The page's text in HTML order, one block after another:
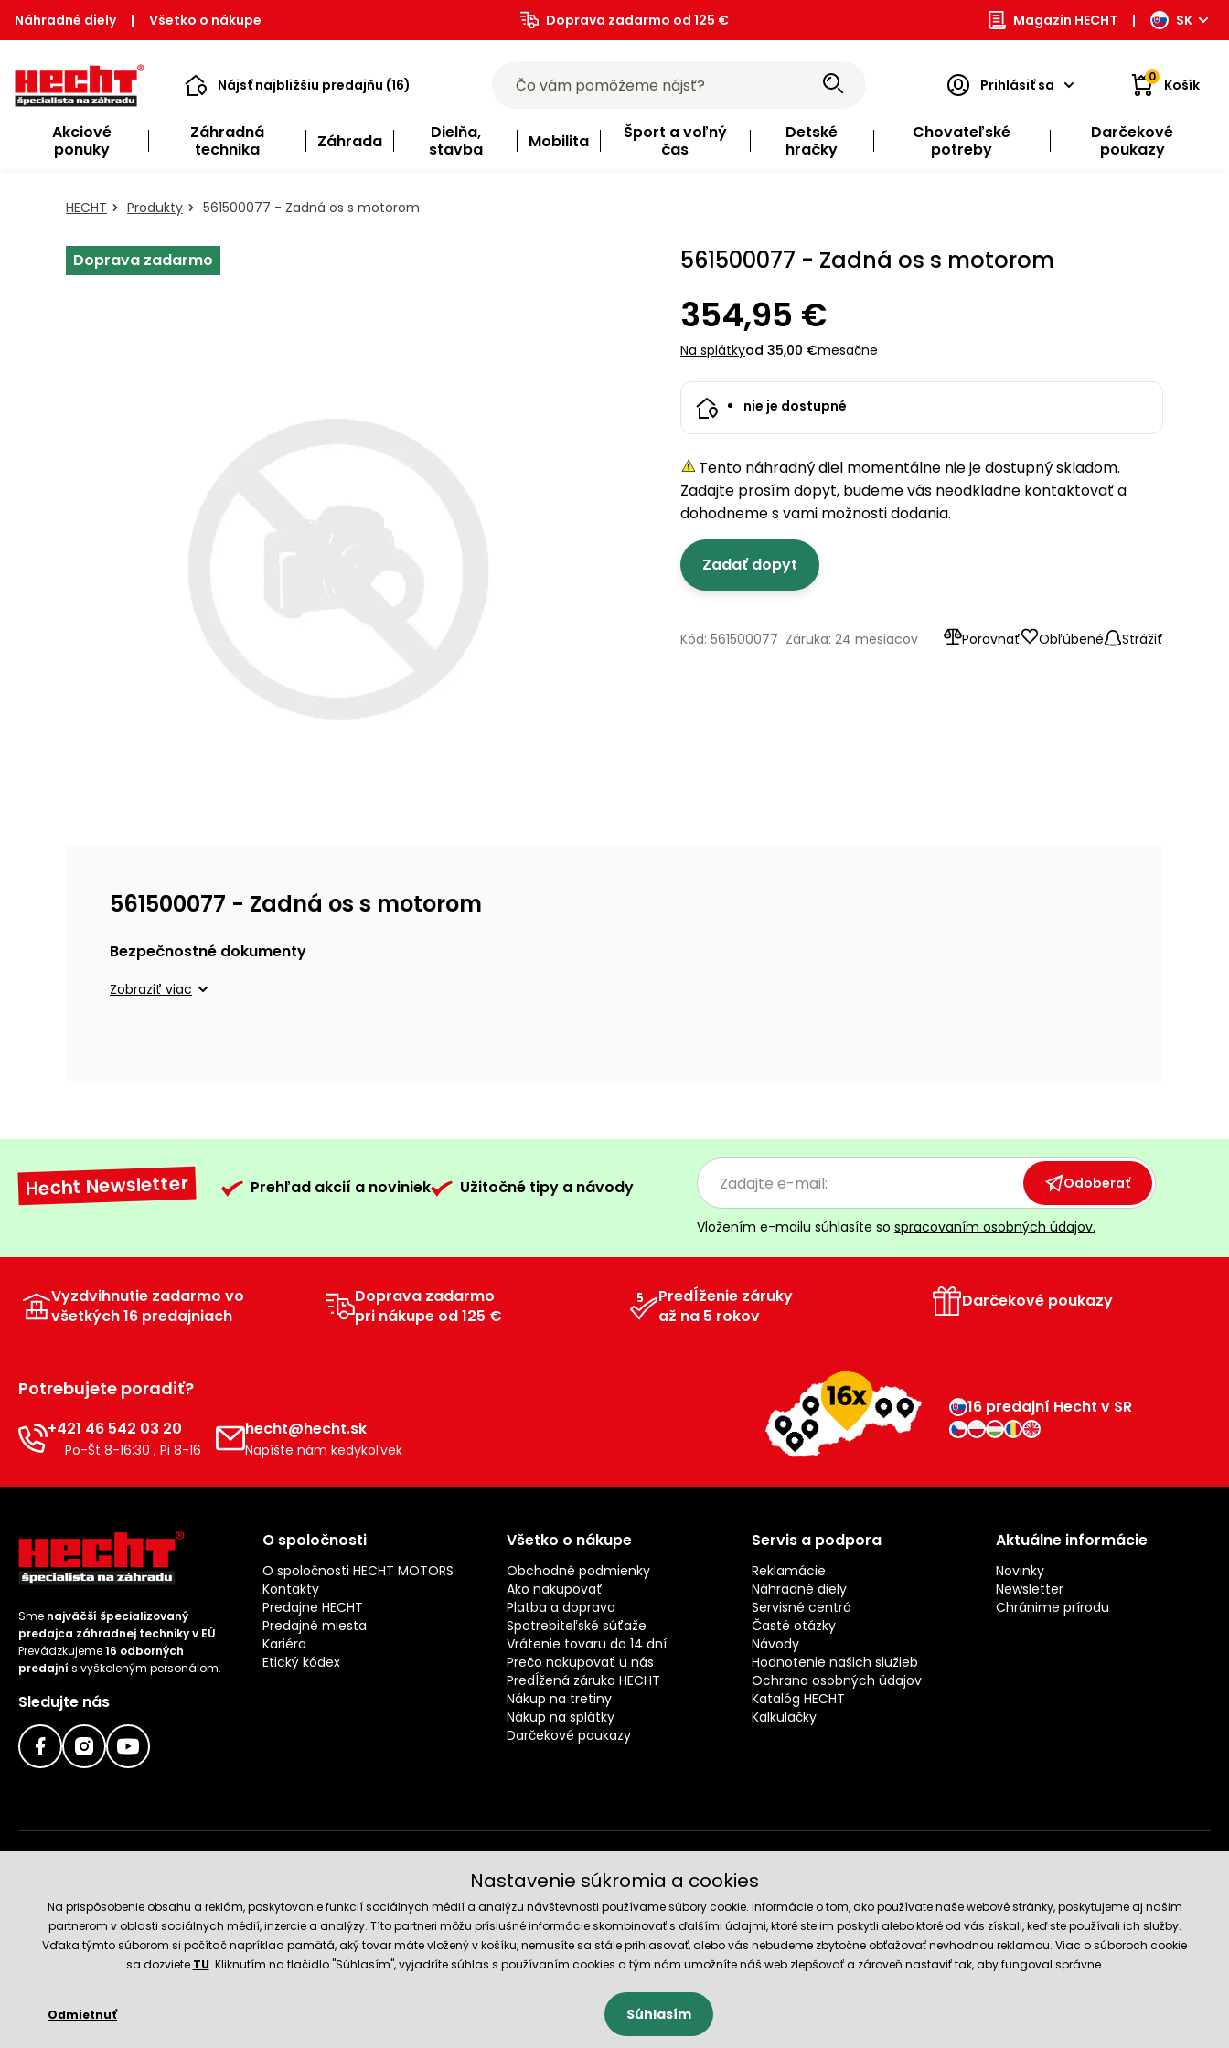
Náhradné diely | Všetko o nákupe Doprava zadarmo od 125 € Magazín HECHT | SK
Nájsť najbližšiu predajňu (16) Prihlásiť sa 0 Košík
Akciové
ponuky
Záhradná
technika
Záhrada
Dielňa,
stavba
Mobilita
Šport a voľný
čas
Detské
hračky
Chovateľské
potreby
Darčekové
poukazy
HECHT Produkty 561500077 - Zadná os s motorom
Doprava zadarmo 561500077 - Zadná os s motorom
354,95 €
Na splátkyod 35,00 €mesačne
nie je dostupné
Tento náhradný diel momentálne nie je dostupný skladom.
Zadajte prosím dopyt, budeme vás neodkladne kontaktovať a
dohodneme s vami možnosti dodania.
Zadať dopyt
Porovnať Obľúbené Strážiť
Kód: 561500077 Záruka: 24 mesiacov
561500077 - Zadná os s motorom
Bezpečnostné dokumenty
Zobraziť viac
Hecht Newsletter Prehľad akcií a noviniek Užitočné tipy a návody Odoberať
Vložením e-mailu súhlasíte so spracovaním osobných údajov.
Vyzdvihnutie zadarmo vo
všetkých 16 predajniach
Doprava zadarmo
pri nákupe od 125 €
Predĺženie záruky
až na 5 rokov
Darčekové poukazy
Potrebujete poradiť?
+421 46 542 03 20
Po-Št 8-16:30 , Pi 8-16
hecht@hecht.sk
Napíšte nám kedykoľvek
16 predajní Hecht v SR
Sme najväčší špecializovaný
predajca záhradnej techniky v EÚ.
Prevádzkujeme16 odborných
predajní s vyškoleným personálom.
Sledujte nás
O spoločnosti
O spoločnosti HECHT MOTORS
Kontakty
Predajne HECHT
Predajné miesta
Kariéra
Etický kódex
Všetko o nákupe
Obchodné podmienky
Ako nakupovať
Platba a doprava
Spotrebiteľské súťaže
Vrátenie tovaru do 14 dní
Prečo nakupovať u nás
Predĺžená záruka HECHT
Nákup na tretiny
Nákup na splátky
Darčekové poukazy
Servis a podpora
Reklamácie
Náhradné diely
Servisné centrá
Časté otázky
Návody
Hodnotenie našich služieb
Ochrana osobných údajov
Katalóg HECHT
Kalkulačky
Aktuálne informácie
Novinky
Newsletter
Chránime prírodu
Spoľahlivý obchod
Nastavenie súkromia a cookies
Na prispôsobenie obsahu a reklám, poskytovanie funkcií sociálnych médií a analýzu návštevnosti používame súbory cookie. Informácie o tom, ako používate naše webové stránky, poskytujeme aj našim
partnerom v oblasti sociálnych médií, inzercie a analýzy. Títo partneri môžu príslušné informácie skombinovať s ďalšími údajmi, ktoré ste im poskytli alebo ktoré od vás získali, keď ste používali ich služby.
Vďaka týmto súborom si počítač napríklad pamätá, aký tovar máte vložený v košíku, nemusíte sa stále prihlasovať, alebo vás nebudeme zbytočne obťažovať nevhodnou reklamou. Viac o súboroch cookie
sa dozviete TU. Kliknutím na tlačidlo "Súhlasím", vyjadríte súhlas s používaním cookies a tým nám umožníte náš web zlepšovať a zároveň nastaviť tak, aby fungoval správne.
Odmietnuť Súhlasím